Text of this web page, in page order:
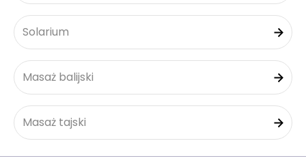
Solarium
Masaż balijski
Masaż tajski